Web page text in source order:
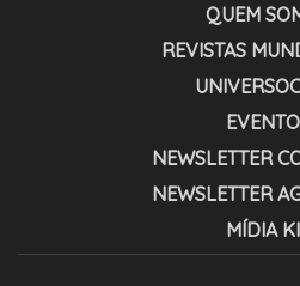
QUEM
REVISTAS
NEWSLETTER
NEWSLETTER
MÍDIA